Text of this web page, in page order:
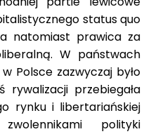
status quo
natomiast prawica za
W państwach
Polsce zazwyczaj było
rywalizacji przebiegała
rynku i libertariańskiej
polityki